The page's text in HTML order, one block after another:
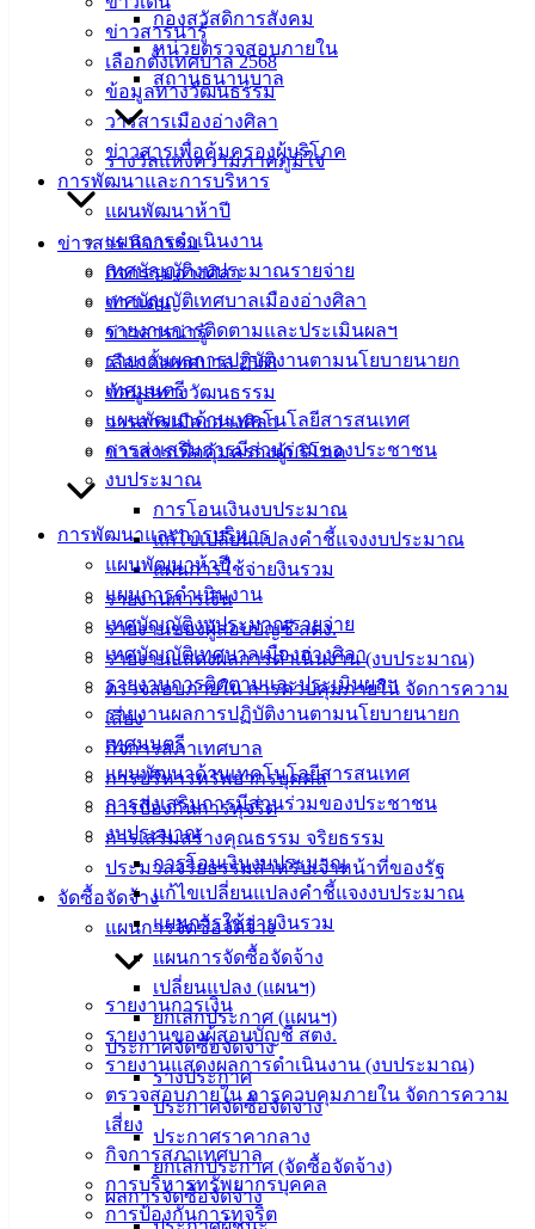
ข่าวสารน่ารู้
เลือกตั้งเทศบาล 2568
ข้อมูลทางวัฒนธรรม
วารสารเมืองอ่างศิลา
ข่าวสารเพื่อคุ้มครองผู้บริโภค
การพัฒนาและการบริหาร
แผนพัฒนาห้าปี
แผนการดำเนินงาน
เทศบัญญัติงบประมาณรายจ่าย
เทศบัญญัติเทศบาลเมืองอ่างศิลา
รายงานการติดตามและประเมินผลฯ
รายงานผลการปฏิบัติงานตามนโยบายนายก
เทศมนตรี
แผนพัฒนาด้านเทคโนโลยีสารสนเทศ
การส่งเสริมการมีส่วนร่วมของประชาชน
งบประมาณ
การโอนเงินงบประมาณ
แก้ไขเปลี่ยนแปลงคำชี้แจงงบประมาณ
แผนการใช้จ่ายงินรวม
รายงานการเงิน
รายงานของผู้สอบบัญชี สตง.
รายงานแสดงผลการดำเนินงาน (งบประมาณ)
ตรวจสอบภายใน การควบคุมภายใน จัดการความ
เสี่ยง
กิจการสภาเทศบาล
การบริหารทรัพยากรบุคคล
การป้องกันการทุจริต
การเสริมสร้างคุณธรรม จริยธรรม
ประมวลจริยธรรมสำหรับเจ้าหน้าที่ของรัฐ
จัดซื้อจัดจ้าง
แผนการจัดซื้อจัดจ้าง
แผนการจัดซื้อจัดจ้าง
เปลี่ยนแปลง (แผนฯ)
ยกเลิกประกาศ (แผนฯ)
ประกาศจัดซื้อจัดจ้าง
ร่างประกาศ
ประกาศจัดซื้อจัดจ้าง
ประกาศราคากลาง
ยกเลิกประกาศ (จัดซื้อจัดจ้าง)
ผลการจัดซื้อจัดจ้าง
กองสวัสดิการสังคม
หน่วยตรวจสอบภายใน
สถานธนานุบาล
รางวัลแห่งความภาคภูมิใจ
ข่าวสาร กิจกรรม
กิจกรรมอ่างศิลา
ข่าวเด่น
ข่าวสารน่ารู้
เลือกตั้งเทศบาล 2568
ข้อมูลทางวัฒนธรรม
วารสารเมืองอ่างศิลา
ข่าวสารเพื่อคุ้มครองผู้บริโภค
การพัฒนาและการบริหาร
แผนพัฒนาห้าปี
แผนการดำเนินงาน
เทศบัญญัติงบประมาณรายจ่าย
เทศบัญญัติเทศบาลเมืองอ่างศิลา
รายงานการติดตามและประเมินผลฯ
รายงานผลการปฏิบัติงานตามนโยบายนายก
เทศมนตรี
แผนพัฒนาด้านเทคโนโลยีสารสนเทศ
การส่งเสริมการมีส่วนร่วมของประชาชน
งบประมาณ
การโอนเงินงบประมาณ
แก้ไขเปลี่ยนแปลงคำชี้แจงงบประมาณ
แผนการใช้จ่ายงินรวม
รายงานการเงิน
รายงานของผู้สอบบัญชี สตง.
รายงานแสดงผลการดำเนินงาน (งบประมาณ)
ตรวจสอบภายใน การควบคุมภายใน จัดการความ
เสี่ยง
กิจการสภาเทศบาล
การบริหารทรัพยากรบุคคล
การป้องกันการทุจริต
อ.เมือง จ.ชลบุรี
038-
142-100-104
บริการ
ประชาชน
ดาวน์โหลด
แบบ
ฟอร์ม,
เอกสาร
คู่มือ
สำหรับ
ประชาชน/
คู่มือการ
งาน
ข่าวสาร
น่ารู้
ศุนย์
ข้อมูล
ข่าวสาร
อิเล็กทรอนิกส์
องค์
ความรู้
(Knowledge
Management)
ติดต่อ
เทศบาล
ประวัติ
เทศบาล
ผู้บริหาร
หัวหน้า
ส่วน